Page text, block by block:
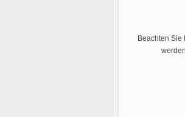
Beachten Sie